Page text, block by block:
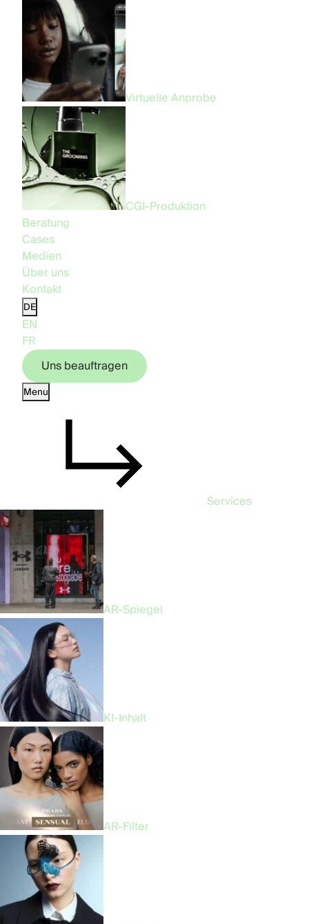
Virtuelle Anprobe
CGI-Produktion
Beratung
Cases
Medien
Über uns
Kontakt
DE
EN
FR
Uns beauftragen
Uns beauftragen
Menu
Services
AR-Spiegel
KI-Inhalt
AR-Filter